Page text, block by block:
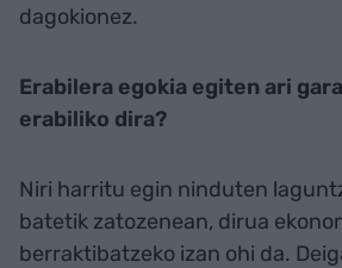
dagokionez.
Erabilera egokia egiten ari
erabiliko dira?
Niri harritu egin ninduten
batetik zatozenean, dirua
berraktibatzeko izan ohi da.